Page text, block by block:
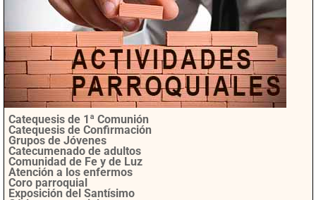
Catequesis de 1ª Comunión
Catequesis de Confirmación
Grupos de Jóvenes
Catecumenado de adultos
Comunidad de Fe y de Luz
Atención a los enfermos
Coro parroquial
Exposición del Santísimo